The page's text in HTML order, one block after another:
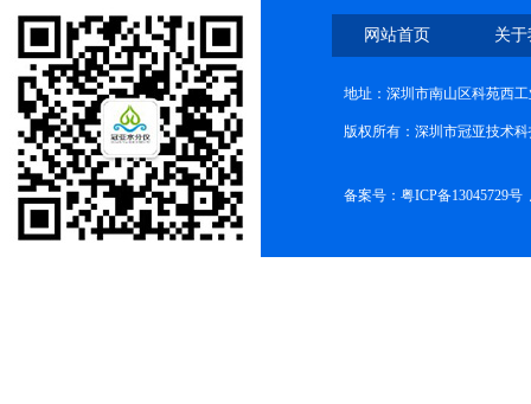
网站首页 关
地址：深圳市南山区科苑西
版权所有：深圳市冠亚技术
备案号： 粤ICP备13045729号